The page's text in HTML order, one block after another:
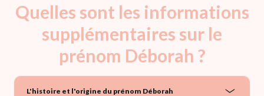
Quelles sont les informations
supplémentaires sur le
prénom Déborah ?
L'histoire et l'origine du prénom Déborah